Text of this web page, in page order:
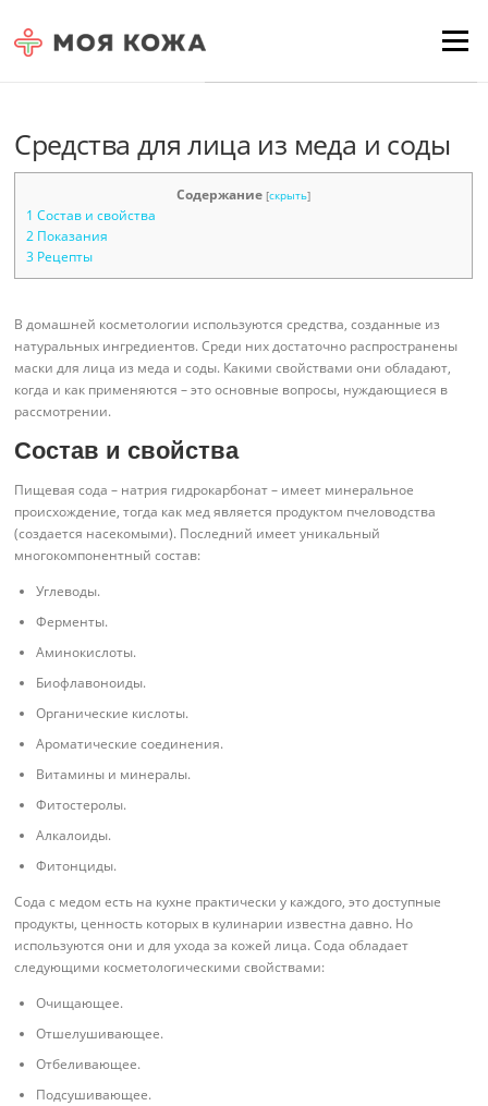
Menu
Средства для лица из меда и соды
Содержание [скрыть]
1 Состав и свойства
2 Показания
3 Рецепты
В домашней косметологии используются средства, созданные из
натуральных ингредиентов. Среди них достаточно распространены
маски для лица из меда и соды. Какими свойствами они обладают,
когда и как применяются – это основные вопросы, нуждающиеся в
рассмотрении.
Состав и свойства
Пищевая сода – натрия гидрокарбонат – имеет минеральное
происхождение, тогда как мед является продуктом пчеловодства
(создается насекомыми). Последний имеет уникальный
многокомпонентный состав:
Углеводы.
Ферменты.
Аминокислоты.
Биофлавоноиды.
Органические кислоты.
Ароматические соединения.
Витамины и минералы.
Фитостеролы.
Алкалоиды.
Фитонциды.
Сода с медом есть на кухне практически у каждого, это доступные
продукты, ценность которых в кулинарии известна давно. Но
используются они и для ухода за кожей лица. Сода обладает
следующими косметологическими свойствами:
Очищающее.
Отшелушивающее.
Отбеливающее.
Подсушивающее.
Для любых предложений по